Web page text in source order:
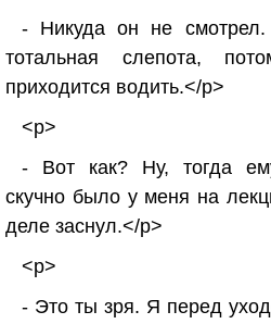
- Никуда он не
тотальная слепота,
приходится водить.</p>
<p>
- Вот как? Ну, тогда
скучно было у меня на
деле заснул.</p>
<p>
- Это ты зря. Я перед